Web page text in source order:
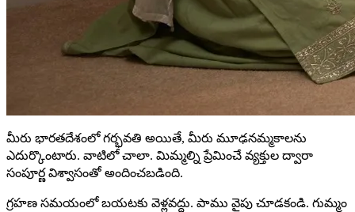
మీరు భారతదేశంలో గర్భవతి అయితే, మీరు మూఢనమ్మకాలను
ఎదుర్కొంటారు. వాటిలో చాలా. మిమ్మల్ని ప్రేమించే వ్యక్తుల ద్వారా
సంపూర్ణ విశ్వాసంతో అందించబడింది.
గ్రహణ సమయంలో బయటకు వెళ్లవద్దు. పాము వైపు చూడకండి. గుమ్మం